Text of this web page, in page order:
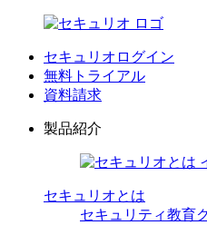
セキュリオログイン
無料トライアル
資料請求
製品紹介
セキュリオとは
セキュリティ教育